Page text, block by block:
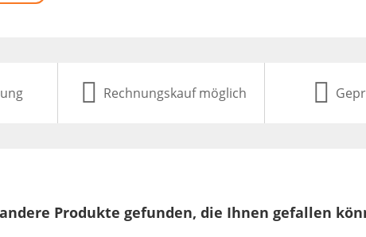
Rechnungskauf möglich
Produkte gefunden, die Ihnen gefallen